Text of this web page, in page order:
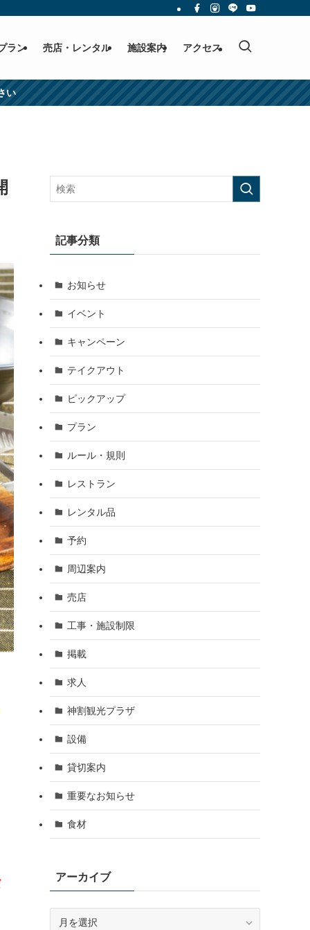
ラン 売店・レンタル 施設案内 アクセス
い
記事分類
お知らせ
イベント
キャンペーン
テイクアウト
ピックアップ
プラン
ルール・規則
レストラン
レンタル品
予約
周辺案内
売店
工事・施設制限
掲載
求人
神割観光プラザ
設備
貸切案内
重要なお知らせ
食材
アーカイブ